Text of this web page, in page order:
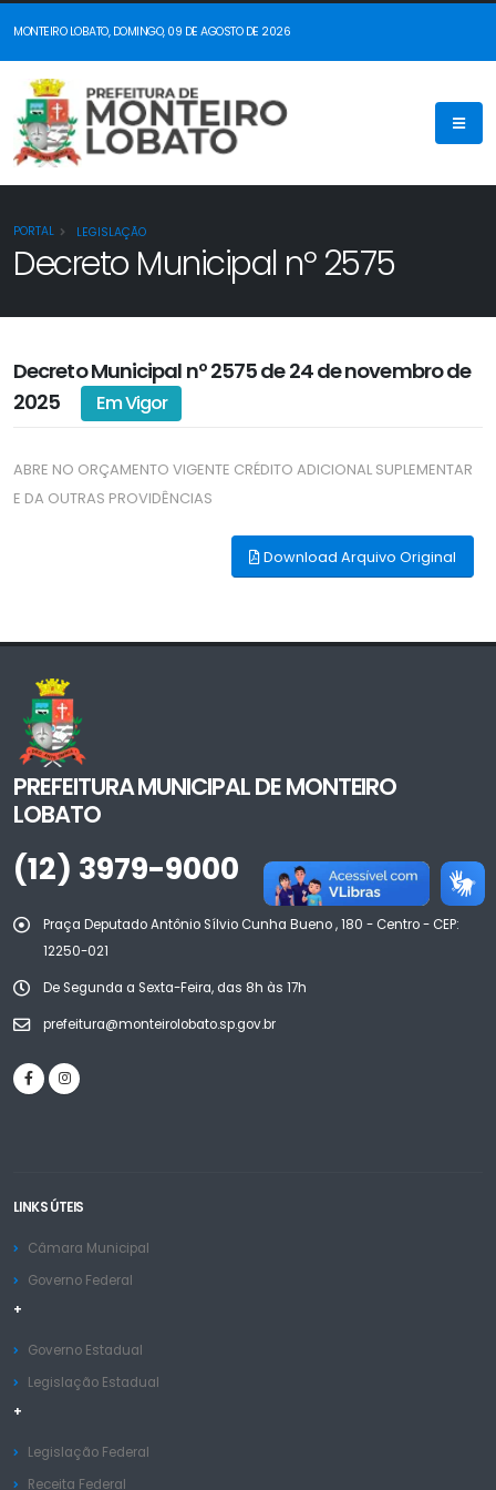
MONTEIRO LOBATO, DOMINGO, 09 DE AGOSTO DE 2026
PORTAL LEGISLAÇÃO
Decreto Municipal nº 2575
Decreto Municipal nº 2575 de 24 de novembro de
2025
Em Vigor
ABRE NO ORÇAMENTO VIGENTE CRÉDITO ADICIONAL SUPLEMENTAR
E DA OUTRAS PROVIDÊNCIAS
Download Arquivo Original
PREFEITURA MUNICIPAL DE MONTEIRO
LOBATO
(12) 3979-9000
Praça Deputado Antônio Sílvio Cunha Bueno , 180 - Centro - CEP:
12250-021
De Segunda a Sexta-Feira, das 8h às 17h
prefeitura@monteirolobato.sp.gov.br
LINKS ÚTEIS
Câmara Municipal
Governo Federal
+
Governo Estadual
Legislação Estadual
+
Legislação Federal
Receita Federal